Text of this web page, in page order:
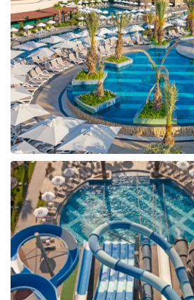
Taizeme
Turcija
Apvienotie Arābu Emirāti
Itālija
Kipra
Dominikānas Republika
Vjetnama
Tanzānija
Bulgārija
Melnkalne
Šrilanka